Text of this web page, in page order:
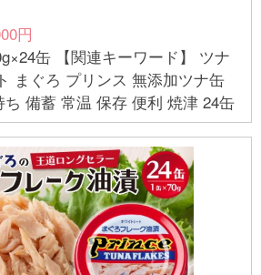
円
ード】 ツナ
まぐろ プリンス 無添加ツナ缶
備蓄 常温 保存 便利 焼津 24缶